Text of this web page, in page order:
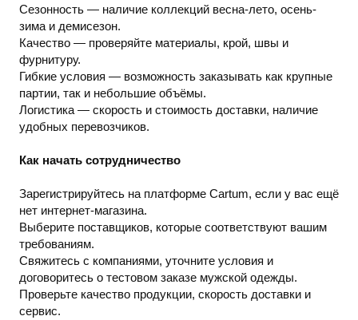
Сезонность — наличие коллекций весна-лето, осень-
зима и демисезон.
Качество — проверяйте материалы, крой, швы и
фурнитуру.
Гибкие условия — возможность заказывать как крупные
партии, так и небольшие объёмы.
Логистика — скорость и стоимость доставки, наличие
удобных перевозчиков.
Как начать сотрудничество
Зарегистрируйтесь на платформе Cartum, если у вас ещё
нет интернет-магазина.
Выберите поставщиков, которые соответствуют вашим
требованиям.
Свяжитесь с компаниями, уточните условия и
договоритесь о тестовом заказе мужской одежды.
Проверьте качество продукции, скорость доставки и
сервис.